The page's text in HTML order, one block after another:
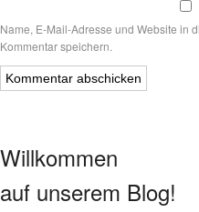
Name, E-Mail-Adresse und Website in
Kommentar speichern.
Willkommen
auf unserem Blog!